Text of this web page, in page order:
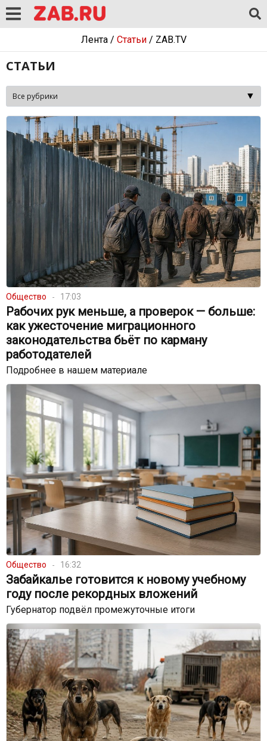
Лента/ Статьи/ ZAB.TV
СТАТЬИ
Общество 17:03
Рабочих рук меньше, а проверок — больше:
как ужесточение миграционного
законодательства бьёт по карману
работодателей
Подробнее в нашем материале
Общество 16:32
Забайкалье готовится к новому учебному
году после рекордных вложений
Губернатор подвёл промежуточные итоги